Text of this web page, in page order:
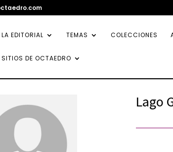
LA EDITORIAL TEMAS COLECCIONES
SITIOS DE OCTAEDRO
Lago